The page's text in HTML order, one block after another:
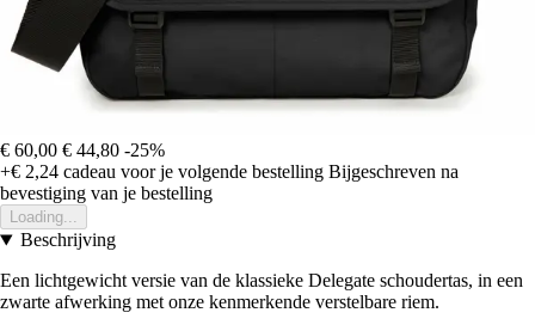
€ 60,00 € 44,80 -25%
+€ 2,24 cadeau voor je volgende bestelling Bijgeschreven na
bevestiging van je bestelling
Loading...
Beschrijving
Een lichtgewicht versie van de klassieke Delegate schoudertas, in een
zwarte afwerking met onze kenmerkende verstelbare riem.